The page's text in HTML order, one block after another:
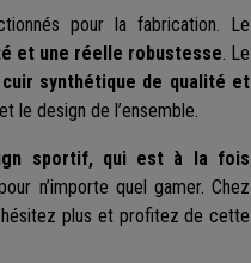
pour la fabrication. Le
et une réelle robustesse. Le
cuir synthétique de qualité et
le design de l’ensemble.
sportif, qui est à la fois
n’importe quel gamer. Chez
plus et profitez de cette